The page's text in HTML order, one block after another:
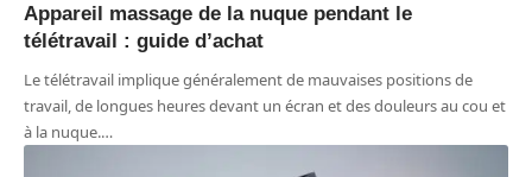
Appareil massage de la nuque pendant le
télétravail : guide d’achat
Le télétravail implique généralement de mauvaises positions de
travail, de longues heures devant un écran et des douleurs au cou et
à la nuque.…